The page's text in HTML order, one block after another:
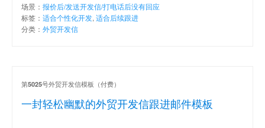
场景： 报价后/发送开发信/打电话后没有回应
标签： 适合个性化开发, 适合后续跟进
分类： 外贸开发信
一封轻松幽默的外贸开发信跟进邮件模板
第5025号外贸开发信模板（付费）